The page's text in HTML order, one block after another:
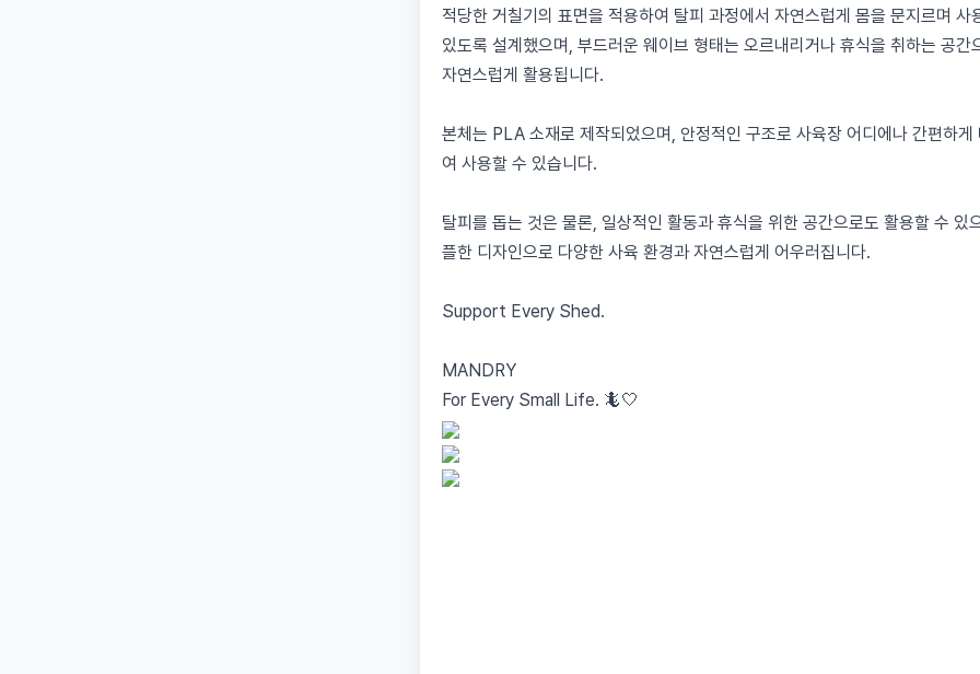
적당한 거칠기의 표면을 적용하여 탈피 과정에서 자연스럽게 몸을 문지르며 사
있도록 설계했으며, 부드러운 웨이브 형태는 오르내리거나 휴식을 취하는 공간
자연스럽게 활용됩니다.
본체는 PLA 소재로 제작되었으며, 안정적인 구조로 사육장 어디에나 간편하게
여 사용할 수 있습니다.
탈피를 돕는 것은 물론, 일상적인 활동과 휴식을 위한 공간으로도 활용할 수 있
플한 디자인으로 다양한 사육 환경과 자연스럽게 어우러집니다.
Support Every Shed.
MANDRY
For Every Small Life. 🦎🤍